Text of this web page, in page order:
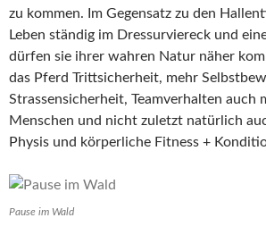
zu kommen. Im Gegensatz zu den
Leben ständig im Dressurviereck und
dürfen sie ihrer wahren Natur näher
das Pferd Trittsicherheit, mehr
Strassensicherheit, Teamverhalten auch
Menschen und nicht zuletzt natürlich
Physis und körperliche Fitness +
Pause im Wald